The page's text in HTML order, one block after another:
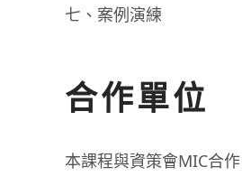
七、案例演練
合作單位
本課程與資策會MIC合作